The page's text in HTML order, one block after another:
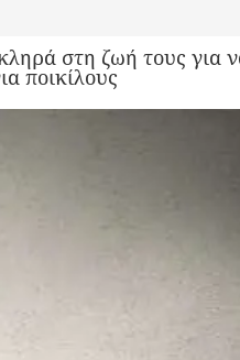
στη ζωή τους για
ποικίλους